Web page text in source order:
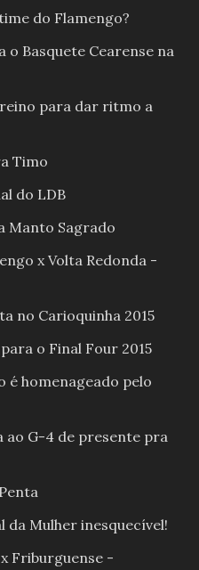
do Flamengo?
o Basquete Cearense na
para dar ritmo a
Timo
do LDB
Manto Sagrado
x Volta Redonda -
no Carioquinha 2015
o Final Four 2015
é homenageado pelo
ao G-4 de presente pra
Mulher inesquecível!
Friburguense -